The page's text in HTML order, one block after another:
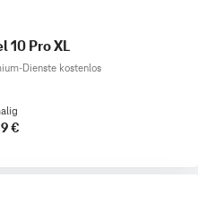
10 Pro XL
Dienste kostenlos
€